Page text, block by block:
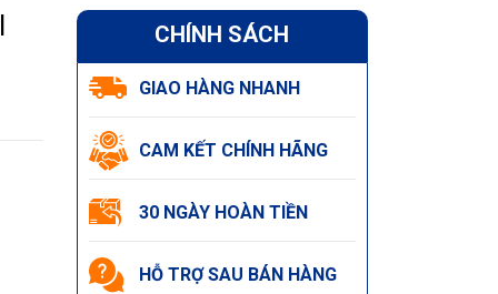
CHÍNH SÁCH
GIAO HÀNG NHANH
CAM KẾT CHÍNH HÃNG
30 NGÀY HOÀN TIỀN
HỖ TRỢ SAU BÁN HÀNG